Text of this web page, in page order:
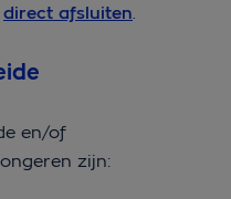
direct afsluiten.
en/of
zijn: